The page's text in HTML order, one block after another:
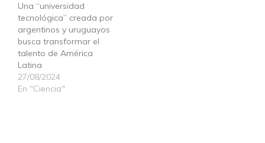
Una “universidad
tecnológica” creada por
argentinos y uruguayos
busca transformar el
talento de América
Latina
27/08/2024
En "Ciencia"